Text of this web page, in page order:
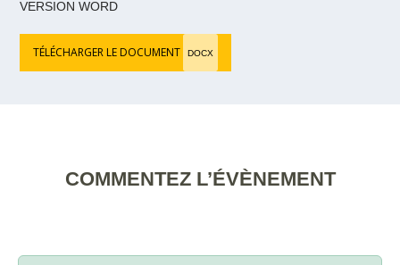
VERSION WORD
TÉLÉCHARGER LE DOCUMENT DOCX
COMMENTEZ L’ÉVÈNEMENT